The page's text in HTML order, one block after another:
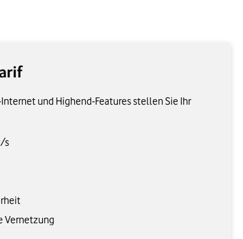
und Highend-Features stellen Sie Ihr
s
Vernetzung